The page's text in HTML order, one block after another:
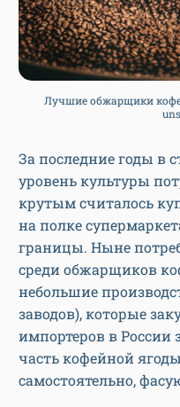
Лучшие обжарщики кофе
За последние годы в
уровень культуры
крутым считалось
на полке
границы. Ныне
среди обжарщиков
небольшие
заводов), которые
импортеров в России
часть кофейной
самостоятельно,